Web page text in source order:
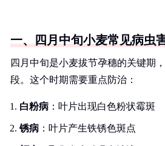
一、四月中旬小麦常见病虫
四月中旬是小麦拔节孕穗的关键期
段。这个时期需要重点防治：
白粉病 ：叶片出现白色粉状霉斑
锈病 ：叶片产生铁锈色斑点